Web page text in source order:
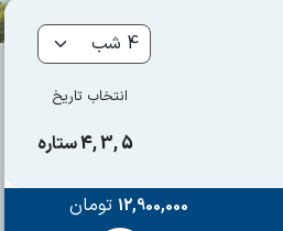
انتخاب تاریخ
5 ,3 ,4 ستاره
12,900,000تومان